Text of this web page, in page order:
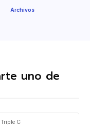
Archivos
uno de
Triple C